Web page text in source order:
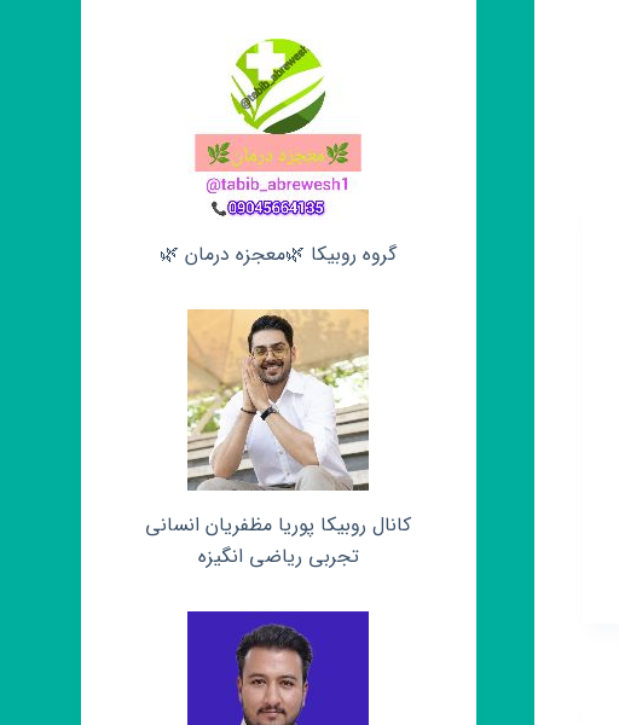
گروه روبیکا 🌿معجزه درمان 🌿
کانال روبیکا پوریا مظفریان انسانی
تجربی ریاضی انگیزه